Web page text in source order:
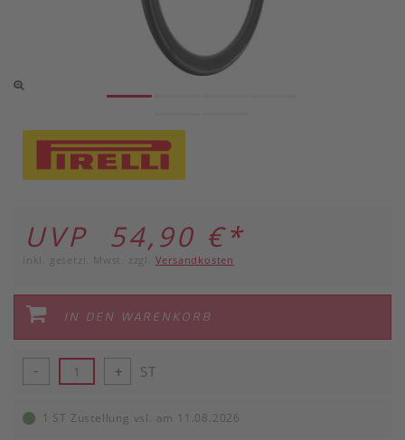
UVP 54,90 €*
inkl. gesetzl. Mwst. zzgl. Versandkosten
IN DEN WARENKORB
- + ST
1 ST Zustellung vsl. am 11.08.2026